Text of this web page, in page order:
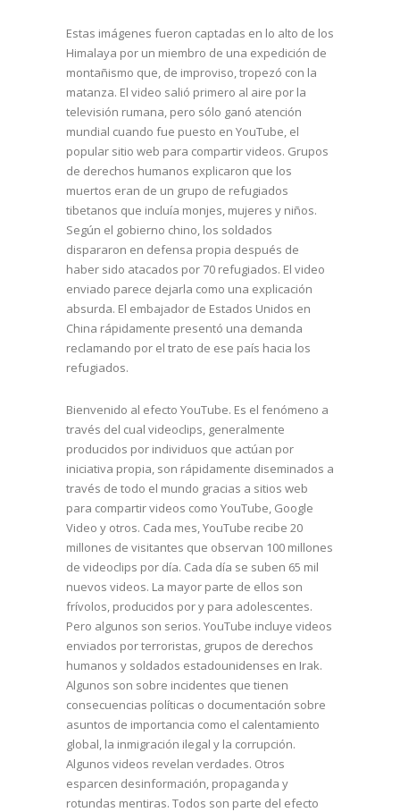
Estas imágenes fueron captadas en lo alto de los
Himalaya por un miembro de una expedición de
montañismo que, de improviso, tropezó con la
matanza. El video salió primero al aire por la
televisión rumana, pero sólo ganó atención
mundial cuando fue puesto en YouTube, el
popular sitio web para compartir videos. Grupos
de derechos humanos explicaron que los
muertos eran de un grupo de refugiados
tibetanos que incluía monjes, mujeres y niños.
Según el gobierno chino, los soldados
dispararon en defensa propia después de
haber sido atacados por 70 refugiados. El video
enviado parece dejarla como una explicación
absurda. El embajador de Estados Unidos en
China rápidamente presentó una demanda
reclamando por el trato de ese país hacia los
refugiados.
Bienvenido al efecto YouTube. Es el fenómeno a
través del cual videoclips, generalmente
producidos por individuos que actúan por
iniciativa propia, son rápidamente diseminados a
través de todo el mundo gracias a sitios web
para compartir videos como YouTube, Google
Video y otros. Cada mes, YouTube recibe 20
millones de visitantes que observan 100 millones
de videoclips por día. Cada día se suben 65 mil
nuevos videos. La mayor parte de ellos son
frívolos, producidos por y para adolescentes.
Pero algunos son serios. YouTube incluye videos
enviados por terroristas, grupos de derechos
humanos y soldados estadounidenses en Irak.
Algunos son sobre incidentes que tienen
consecuencias políticas o documentación sobre
asuntos de importancia como el calentamiento
global, la inmigración ilegal y la corrupción.
Algunos videos revelan verdades. Otros
esparcen desinformación, propaganda y
rotundas mentiras. Todos son parte del efecto